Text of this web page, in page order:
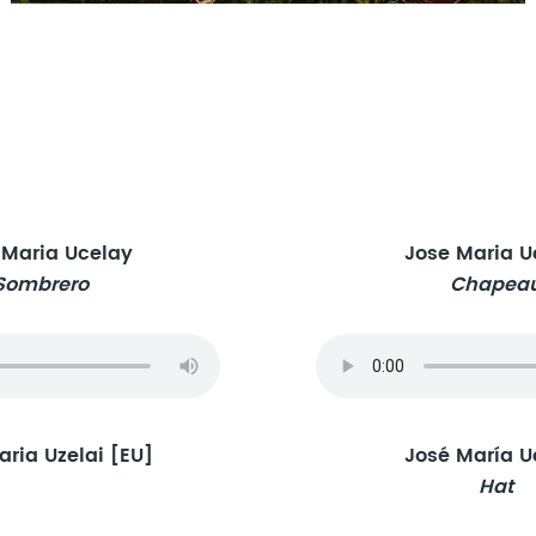
Ucelay
Uzelai [EU]
Jose Maria
José María
Hat